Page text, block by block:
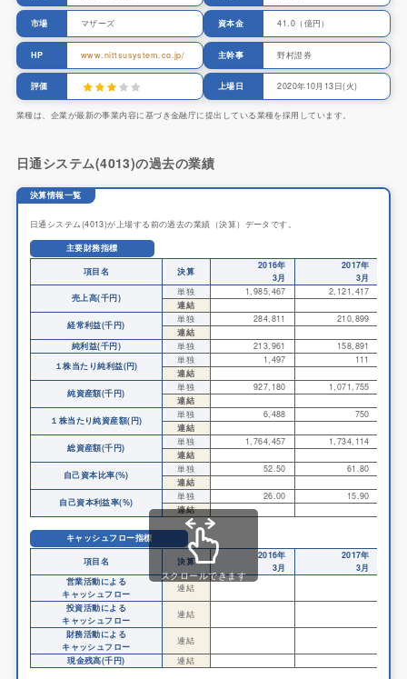
市場 マザーズ
HP www.nittsusystem.co.jp/
評価
資本金 41.0（億円）
主幹事 野村證券
上場日 2020年10月13日(火)
業種は、企業が最新の事業内容に基づき金融庁に提出している業種を採用しています。
日通システム(4013)の過去の業績
決算情報一覧
日通システム(4013)が上場する前の過去の業績（決算）データです。
主要財務指標
項目名
決算
2016年
3月
2017年
3月
売上高(千円)
単独 1,985,467
2,121,417
連結
経常利益(千円)
単独 284,811
210,899
連結
純利益(千円)
単独 213,961
158,891
１株当たり純利益(円)
単独 1,497
111
連結
純資産額(千円)
単独 927,180
1,071,755
連結
１株当たり純資産額(円)
単独 6,488
750
連結
総資産額(千円)
単独 1,764,457
1,734,114
連結
自己資本比率(%)
単独 52.50
61.80
連結
自己資本利益率(%)
単独 26.00
15.90
連結
キャッシュフロー指標
項目名
決算
2016年
3月
2017年
3月
営業活動による
キャッシュフロー
連結
投資活動による
キャッシュフロー
連結
財務活動による
キャッシュフロー
連結
現金残高(千円)
連結
スクロールできます